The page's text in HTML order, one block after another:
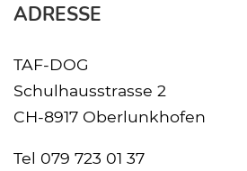
ADRESSE
TAF-DOG
Schulhausstrasse 2
CH-8917 Oberlunkhofen
Tel 079 723 01 37